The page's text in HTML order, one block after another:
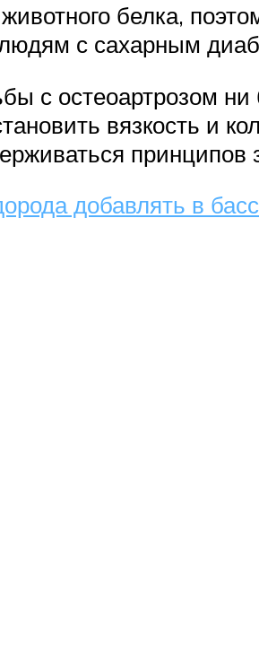
белка,
с сахарным
с остеоартрозом
вязкость и